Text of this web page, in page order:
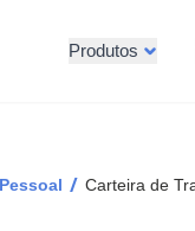
Produtos
/ Carteira de